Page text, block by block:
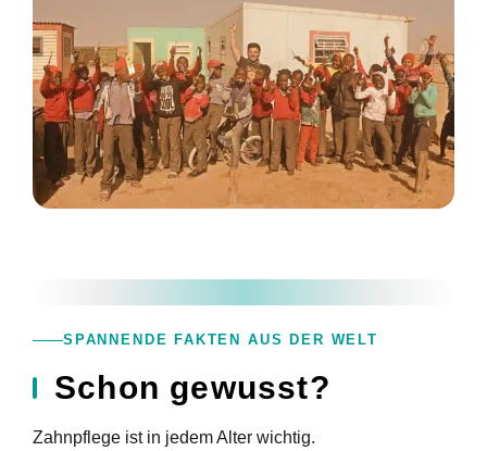
SPANNENDE FAKTEN AUS DER WELT
Schon gewusst?
Zahnpflege ist in jedem Alter wichtig.